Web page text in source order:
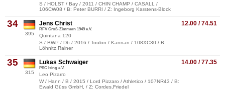
S / HOLST / Bay / 2011 / CHIN CHAMP / CASALL /
106CW08 / B: Peter BURRI / Z: Ingeborg Karstens-Block
34
395
12.00 / 74.51
Jens Christ
RFV Groß-Zimmern 1949 e.V.
Quintana 120
S / BWP / Db / 2016 / Toulon / Kannan / 108XC30 / B:
Löhnitz,Rainer
35
315
14.00 / 77.35
Lukas Schwaiger
PSC Ising e.V.
Leo Pizarro
W / Hann / B / 2015 / Lord Pizzaro / Athletico / 107NR43 / B:
Ewald Güss GmbH, / Z: Cordes,Friedel